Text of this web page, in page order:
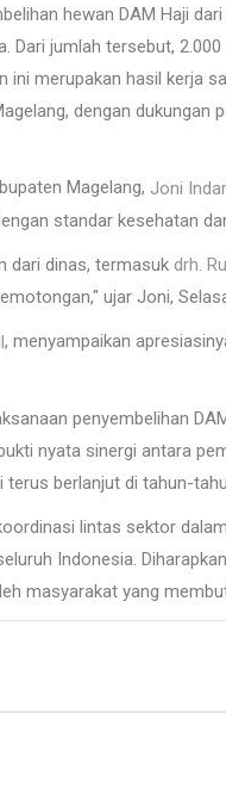
hewan DAM Haji
Dari jumlah tersebut,
ini merupakan hasil kerja
dengan dukungan
Magelang, Joni
standar kesehatan
dari dinas, termasuk drh.
ujar Joni,
, menyampaikan
penyembelihan
nyata sinergi antara
berlanjut di tahun-
lintas sektor
Indonesia.
masyarakat yang